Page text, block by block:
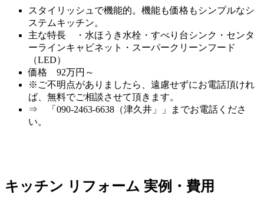
スタイリッシュで機能的。機能も価格もシンプルなシ
ステムキッチン。
主な特長 ・水ほうき水栓・すべり台シンク・センタ
ーラインキャビネット・スーパークリーンフード
（LED）
価格 92万円～
※ご不明点がありましたら、遠慮せずにお電話頂けれ
ば、無料でご相談させて頂きます。
⇒ 「090-2463-6638（津久井」」までお電話くださ
い。
キッチン リフォーム 実例・費用